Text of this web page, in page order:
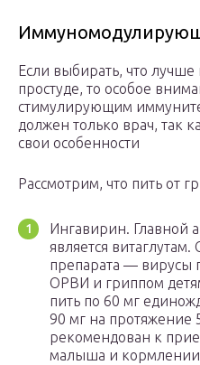
Если выбирать, что
простуде, то особое
стимулирующим
должен только врач, так
свои особенности
Рассмотрим, что пить от
Ингавирин. Главной
является
препарата — вирусы
ОРВИ и гриппом
пить по 60 мг
90 мг на протяжение
рекомендован к
малыша и кормлении